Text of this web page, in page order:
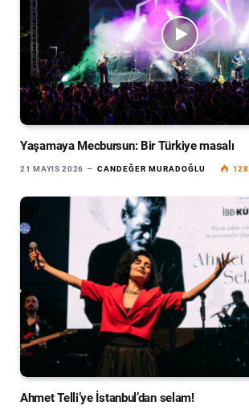
Yaşamaya Mecbursun: Bir Türkiye masalı
21 MAYIS 2026 CANDEĞER MURADOĞLU 128
Ahmet Telli’ye İstanbul’dan selam!